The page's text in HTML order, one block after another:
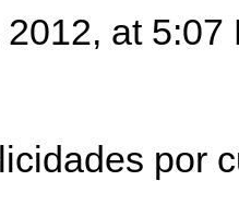
2012, at
por